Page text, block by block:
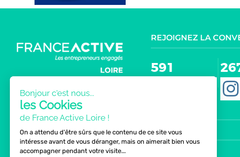
NOUS TROUVER
PRESSE
REJOIGNEZ LA
591
MENU
Bonjour c'est nous...
les Cookies
de France Active Loire !
On a attendu d'être sûrs que le contenu de ce site vous
intéresse avant de vous déranger, mais on aimerait bien vous
accompagner pendant votre visite...